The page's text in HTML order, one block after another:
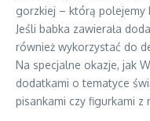
gorzkiej – którą polejemy
Jeśli babka zawierała
również wykorzystać do
Na specjalne okazje, jak
dodatkami o tematyce
pisankami czy figurkami z